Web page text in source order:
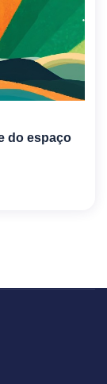
do espaço